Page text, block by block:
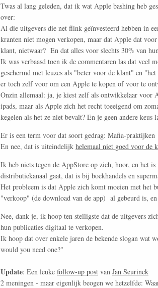
Twas al lang geleden, dat ik wat Apple bashing heb
over:
Al die uitgevers die net flink geïnvesteerd hebben in
kranten niet mogen verkopen, maar dat Apple dat
klant, nietwaar? En dat alles voor slechts 30% van
Ik was verbaasd toen ik de commentaren las dat veel
geschermd met leuzes als "beter voor de klant" en
er toch zelf voor om een Apple te kopen of voor te
Onzin allemaal: ja, je kiest zelf als ontwikkelaar voor
ipads, maar als Apple zich het recht toeeigend om
kegelen als het ze niet bevalt? En je geen andere
Er is een term voor dat soort gedrag: Mafia-praktijken
En nee, dat is uiteindelijk helemaal niet goed voor de
Ik heb niets tegen de AppStore op zich, hoor, en het
distributiekanaal gaat, dat is bij boekhandels en
Het probleem is dat Apple zich komt moeien met het
"verkoop" (de download van de app) al gebeurd is,
Nee, dank je, ik hoop ten stelligste dat de uitgevers
hun publicaties digitaal te verkopen.
Ik hoop dat over enkele jaren de bekende slogan wat
would you need one?"
Update: Een leuke follow-up post van Jan Seurinck
2 meningen - maar eigenlijk beogen we hetzelfde: